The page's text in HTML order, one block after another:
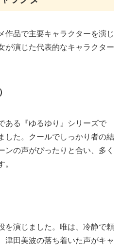
作品で主要キャラクターを演じ
が演じた代表的なキャラクター
ある『ゆるゆり』シリーズで
した。クールでしっかり者の結
ンの声がぴったりと合い、多く
。
を演じました。唯は、冷静で頼
津田美波の落ち着いた声がキャ